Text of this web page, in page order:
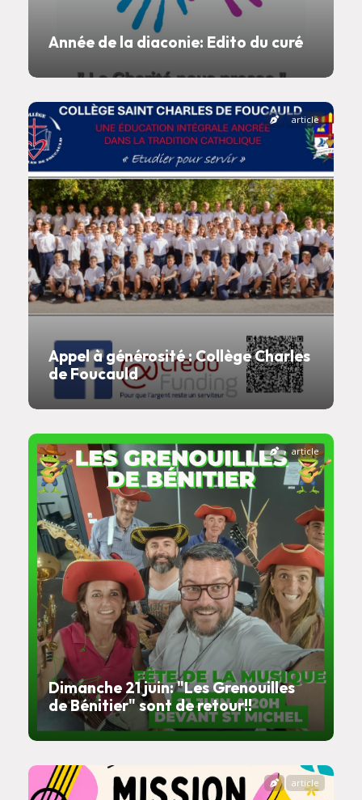
Année de la diaconie: Edito du curé
Appel à générosité : Collège Charles
de Foucauld
article
Dimanche 21 juin: "Les Grenouilles
de Bénitier" sont de retour!!
article
article